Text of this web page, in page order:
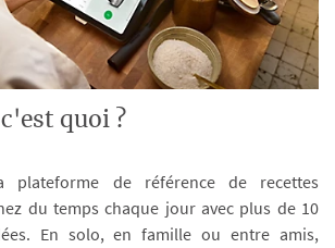
quoi ?
plateforme de référence de recettes
du temps chaque jour avec plus de 10
En solo, en famille ou entre amis,